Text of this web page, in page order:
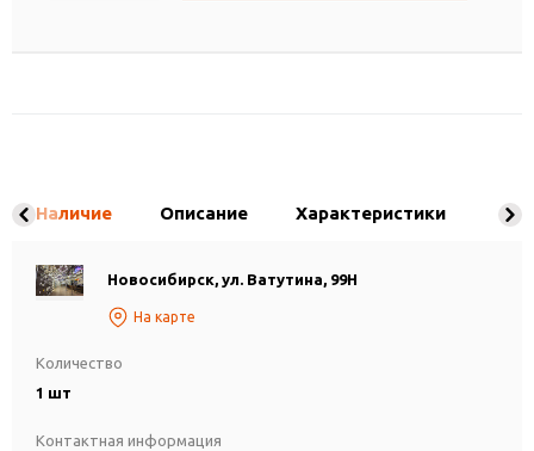
Наличие Описание Характеристики
Новосибирск, ул. Ватутина, 99Н
На карте
Количество
1 шт
Контактная информация